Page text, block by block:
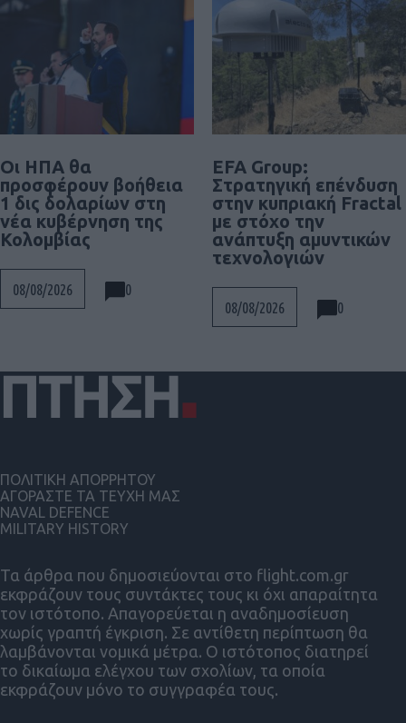
Οι ΗΠΑ θα
προσφέρουν βοήθεια
1 δις δολαρίων στη
νέα κυβέρνηση της
Κολομβίας
08/08/2026 0
EFA Group:
Στρατηγική επένδυση
στην κυπριακή Fractal
με στόχο την
ανάπτυξη αμυντικών
τεχνολογιών
08/08/2026 0
Τα άρθρα που δημοσιεύονται στο flight.com.gr
εκφράζουν τους συντάκτες τους κι όχι απαραίτητα
τον ιστότοπο. Απαγορεύεται η αναδημοσίευση
χωρίς γραπτή έγκριση. Σε αντίθετη περίπτωση θα
λαμβάνονται νομικά μέτρα. Ο ιστότοπος διατηρεί
το δικαίωμα ελέγχου των σχολίων, τα οποία
εκφράζουν μόνο το συγγραφέα τους.
ΠΟΛΙΤΙΚΗ ΑΠΟΡΡΗΤΟΥ
ΑΓΟΡΑΣΤΕ ΤΑ ΤΕΥΧΗ ΜΑΣ
NAVAL DEFENCE
MILITARY HISTORY